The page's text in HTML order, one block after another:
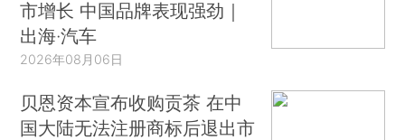
市增长 中国品牌表现强劲｜
出海·汽车
2026年08月06日
贝恩资本宣布收购贡茶 在中
国大陆无法注册商标后退出市